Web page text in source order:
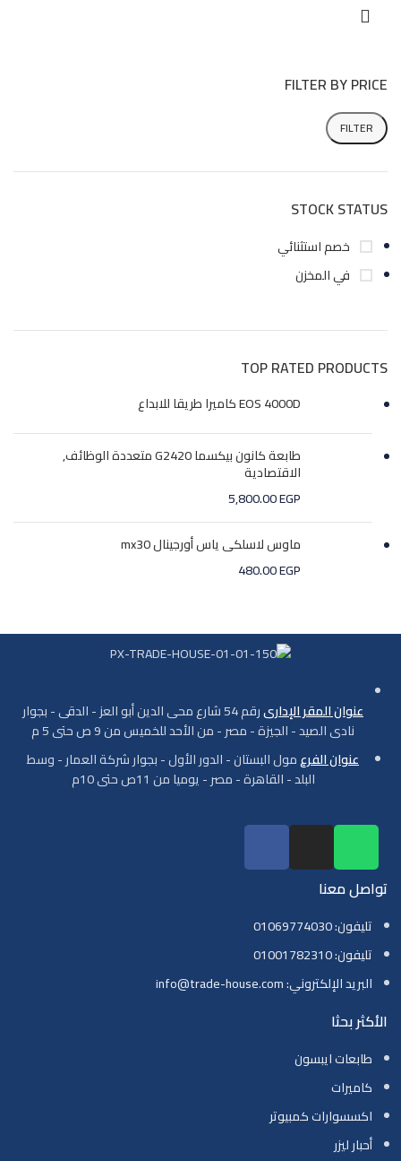
FILTER BY PRICE
FILTER
STOCK STATUS
خصم استثنائي
في المخزن
TOP RATED PRODUCTS
EOS 4000D كاميرا طريقا للابداع
طابعة كانون بيكسما G2420 متعددة الوظائف,
الاقتصادية
5,800.00EGP
ماوس لاسلكى ياس أورجينال mx30
480.00EGP
عنوان المقر الإدارى
رقم 54 شارع محى الدين أبو العز - الدقى - بجوار
نادى الصيد - الجيزة - مصر - من الأحد للخميس من 9 ص حتى 5 م
عنوان الفرعمول البستان - الدور الأول - بجوار شركة العمار - وسط
البلد - القاهرة - مصر - يوميا من 11ص حتى 10م
تواصل معنا
تليفون: 01069774030
تليفون: 01001782310
البريد الإلكتروني: info@trade-house.com
الأكثر بحثا
طابعات ايبسون
كاميرات
اكسسوارات كمبيوتر
أحبار ليزر